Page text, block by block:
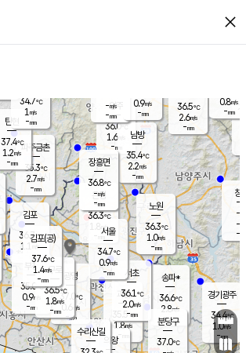
close
양주
36.0℃
1.6
-mm
과천
35.5℃
1.8m/s
- mm
경기광주
34.4℃
1.0m/s
-mm
파주금촌
35.3℃
2.7m/s
-mm
36.5℃
2.6m/s
-mm
창
-
-m/
-
탄현
37.4℃
1.2m/s
-mm
0.8m/s
-mm
의왕
김포
36.7℃
1.1 m/s
mm
광명
37.0
℃
0.6 m/s
-mm
부천
35.0℃
0.9m/s
-mm
구로
36.5℃
1.8m/s
-mm
은평
36.3℃
1.8 m/s
- mm
노원
36.3℃
1.0m/s
-mm
송파*
36.6℃
2.8m/s
-mm
서초
36.1℃
2.0m/s
-mm
남방
35.4℃
2.2m/s
-mm
수리산길
분당구
37.0℃
장흥면
36.8℃
-m/s
-mm
-m/s
-mm
김포(공)
37.6℃
1.4m/s
-mm
서울
34.7℃
0.9m/s
-mm
34.7℃
1 m/s
-mm
0.9m/s
-mm